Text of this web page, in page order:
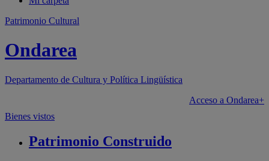
Patrimonio Cultural
Ondarea
Departamento de Cultura y Política Lingüística
Acceso a Ondarea+
Bienes vistos
Patrimonio Construido